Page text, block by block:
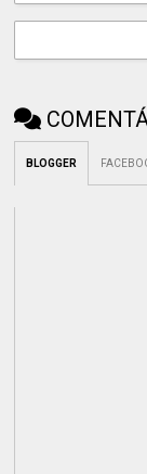
BLOGGER